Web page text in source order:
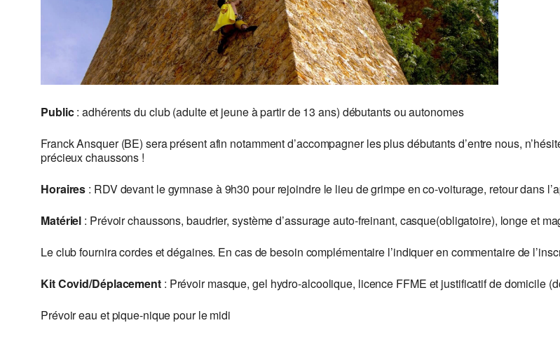
Public: adhérents du club (adulte et jeune à partir de 13 ans) débutants ou autonomes
Franck Ansquer (BE) sera présent afin notamment d’accompagner les plus débutants d’entre nous,
précieux chaussons !
Horaires : RDV devant le gymnase à 9h30 pour rejoindre le lieu de grimpe en co-voiturage, retour dans
Matériel : Prévoir chaussons, baudrier, système d’assurage auto-freinant, casque(obligatoire), longe et
Le club fournira cordes et dégaines. En cas de besoin complémentaire l’indiquer en commentaire de
Kit Covid/Déplacement: Prévoir masque, gel hydro-alcoolique, licence FFME et justificatif de domicile
Prévoir eau et pique-nique pour le midi